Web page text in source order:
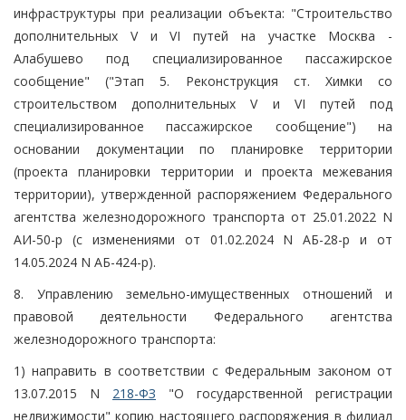
инфраструктуры при реализации объекта: "Строительство
дополнительных V и VI путей на участке Москва -
Алабушево под специализированное пассажирское
сообщение" ("Этап 5. Реконструкция ст. Химки со
строительством дополнительных V и VI путей под
специализированное пассажирское сообщение") на
основании документации по планировке территории
(проекта планировки территории и проекта межевания
территории), утвержденной распоряжением Федерального
агентства железнодорожного транспорта от 25.01.2022 N
АИ-50-р (с изменениями от 01.02.2024 N АБ-28-р и от
14.05.2024 N АБ-424-р).
8. Управлению земельно-имущественных отношений и
правовой деятельности Федерального агентства
железнодорожного транспорта:
1) направить в соответствии с Федеральным законом от
13.07.2015 N 218-ФЗ "О государственной регистрации
недвижимости" копию настоящего распоряжения в филиал